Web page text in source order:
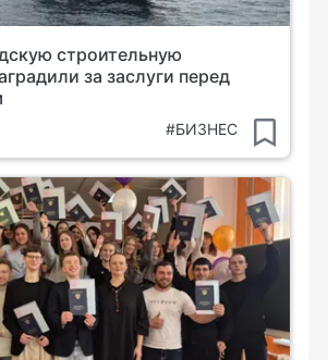
строительную
за заслуги перед
#БИЗНЕС